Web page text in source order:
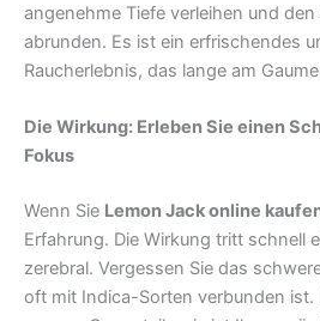
angenehme Tiefe verleihen und
abrunden. Es ist ein erfrischendes
Raucherlebnis, das lange am
Die Wirkung: Erleben Sie einen
Fokus
Wenn Sie Lemon Jack online
Erfahrung. Die Wirkung tritt schnell
zerebral. Vergessen Sie das
oft mit Indica-Sorten verbunden ist.